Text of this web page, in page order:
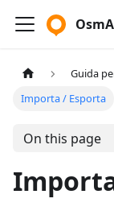
Guida
Importa / Esporta
On this page